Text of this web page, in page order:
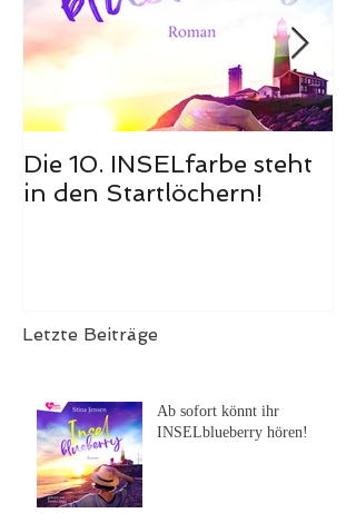
Die 10. INSELfarbe steht
in den Startlöchern!
Letzte Beiträge
Ab sofort könnt ihr
INSELblueberry hören!